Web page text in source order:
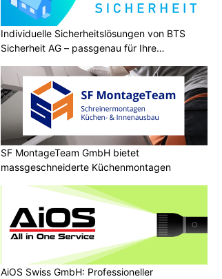
Individuelle Sicherheitslösungen von BTS
Sicherheit AG – passgenau für Ihre
SF MontageTeam GmbH bietet
massgeschneiderte Küchenmontagen
AiOS Swiss GmbH: Professioneller